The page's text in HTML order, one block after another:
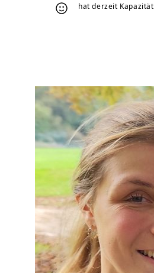
hat derzeit Kapazität